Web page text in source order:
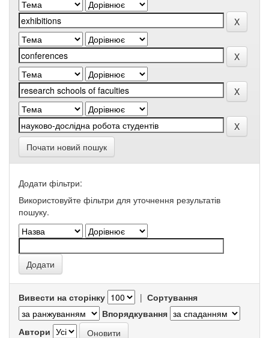
Почати новий пошук
Додати фільтри:
Використовуйте фільтри для уточнення результатів
пошуку.
Вивести на сторінку | Сортування
Впорядкування
Автори